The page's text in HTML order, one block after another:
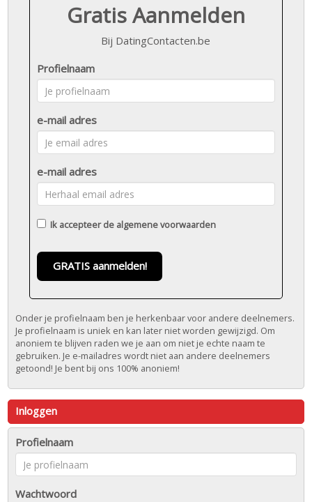
Gratis Aanmelden
Bij DatingContacten.be
Profielnaam
e-mail adres
e-mail adres
Ik accepteer de algemene voorwaarden
GRATIS aanmelden!
Onder je profielnaam ben je herkenbaar voor andere deelnemers.
Je profielnaam is uniek en kan later niet worden gewijzigd. Om
anoniem te blijven raden we je aan om niet je echte naam te
gebruiken. Je e-mailadres wordt niet aan andere deelnemers
getoond! Je bent bij ons 100% anoniem!
Inloggen
Profielnaam
Wachtwoord